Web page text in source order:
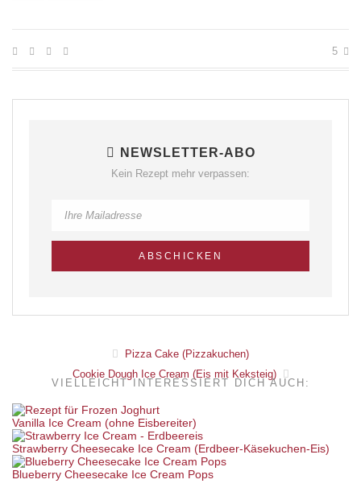
5
NEWSLETTER-ABO
Kein Rezept mehr verpassen:
Pizza Cake (Pizzakuchen)
Cookie Dough Ice Cream (Eis mit Keksteig)
VIELLEICHT INTERESSIERT DICH AUCH:
Vanilla Ice Cream (ohne Eisbereiter)
Strawberry Cheesecake Ice Cream (Erdbeer-Käsekuchen-Eis)
Blueberry Cheesecake Ice Cream Pops